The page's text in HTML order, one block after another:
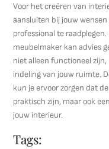
Voor het creëren van
aansluiten bij jouw
professional te
meubelmaker kan advies
niet alleen functioneel zijn,
indeling van jouw ruimte.
kun je ervoor zorgen dat
praktisch zijn, maar ook
jouw interieur.
Tags: